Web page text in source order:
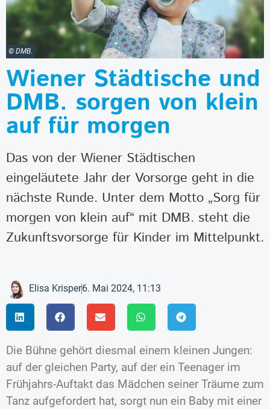
© DMB.
Wiener Städtische und
DMB. sorgen von klein
auf für morgen
Das von der Wiener Städtischen
eingeläutete Jahr der Vorsorge geht in die
nächste Runde. Unter dem Motto „Sorg für
morgen von klein auf“ mit DMB. steht die
Zukunftsvorsorge für Kinder im Mittelpunkt.
Elisa Krisper6. Mai 2024, 11:13
Die Bühne gehört diesmal einem kleinen Jungen:
auf der gleichen Party, auf der ein Teenager im
Frühjahrs-Auftakt das Mädchen seiner Träume zum
Tanz aufgefordert hat, sorgt nun ein Baby mit einer